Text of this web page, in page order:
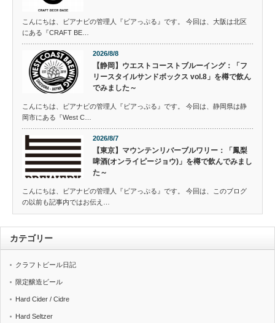
こんにちは、ビアナビの管理人『ビアっぷる』です。 今回は、大阪は北区
にある『CRAFT BE…
2026/8/8
【静岡】ウエストコーストブルーイング：「フ
リースタイルサンドボックス vol.8」を樽で飲ん
でみました～
こんにちは、ビアナビの管理人『ビアっぷる』です。 今回は、静岡県は静
岡市にある『West C…
2026/8/7
【東京】マウンテンリバーブルワリー：「鳳梨
啤酒(オンライピージョウ)」を樽で飲んでみまし
た～
こんにちは、ビアナビの管理人『ビアっぷる』です。 今回は、このブログ
の以前も記事内ではお伝え…
カテゴリー
クラフトビール日記
限定醸造ビール
Hard Cider / Cidre
Hard Seltzer